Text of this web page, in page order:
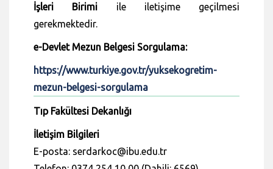
İşleri Birimi ile iletişime geçilmesi
gerekmektedir.
e-Devlet Mezun Belgesi Sorgulama:
https://www.turkiye.gov.tr/yuksekogretim-
mezun-belgesi-sorgulama
Tıp Fakültesi Dekanlığı
İletişim Bilgileri
E-posta: serdarkoc@ibu.edu.tr